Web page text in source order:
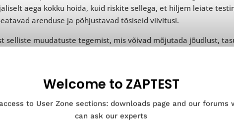
aega kokku hoida, kuid riskite sellega, et hiljem leiate
arenduse ja põhjustavad tõsiseid viivitusi.
selliste muudatuste tegemist, mis võivad mõjutada jõudlust,
parem tuvastada võimalikud vead või probleemid varakult,
on kaasatud mõistlikkuse kontrollimisse
viivad tavatesti läbi pärast seda, kui nad on saanud stabiilse
QA testijad viivad läbi ehitamise üksikute aspektide,
Welcome to ZAPTEST
to User Zone sections: downloads page and our forums
can ask our experts